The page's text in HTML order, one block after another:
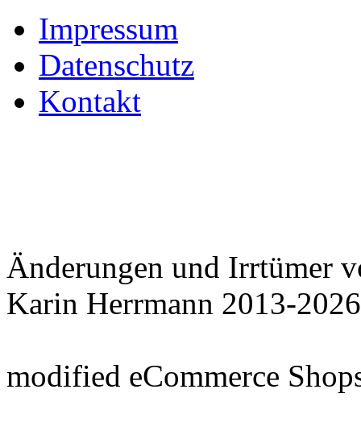
Impressum
Datenschutz
Kontakt
Änderungen und Irrtümer
Karin Herrmann 2013-2026
modified eCommerce